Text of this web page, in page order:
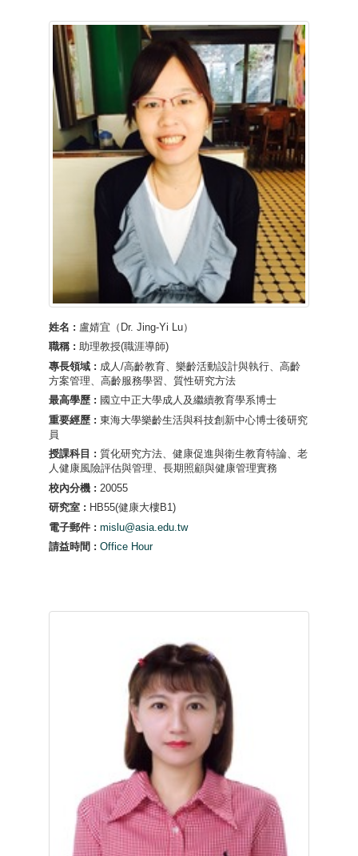
姓名 : 盧婧宜（Dr. Jing-Yi Lu）
職稱 : 助理教授(職涯導師)
專長領域 : 成人/高齡教育、樂齡活動設計與執行、高齡
方案管理、高齡服務學習、質性研究方法
最高學歷 : 國立中正大學成人及繼續教育學系博士
重要經歷 : 東海大學樂齡生活與科技創新中心博士後研究
員
授課科目 : 質化研究方法、健康促進與衛生教育特論、老
人健康風險評估與管理、長期照顧與健康管理實務
校內分機 : 20055
研究室 : HB55(健康大樓B1)
電子郵件 : mislu@asia.edu.tw
請益時間 : Office Hour